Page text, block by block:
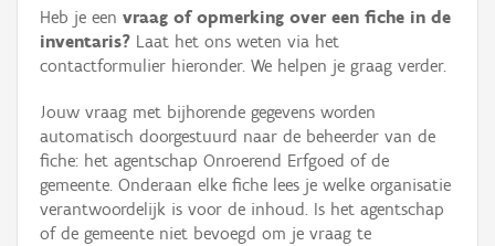
Erfgoedobject
Aanduidingsobject
Waarneming
Thema
Gebeurtenis
Heb je een vraag of opmerking over een fiche in de
inventaris? Laat het ons weten via het
contactformulier hieronder. We helpen je graag verder.
Jouw vraag met bijhorende gegevens worden
automatisch doorgestuurd naar de beheerder van de
fiche: het agentschap Onroerend Erfgoed of de
gemeente. Onderaan elke fiche lees je welke organisatie
verantwoordelijk is voor de inhoud. Is het agentschap
of de gemeente niet bevoegd om je vraag te